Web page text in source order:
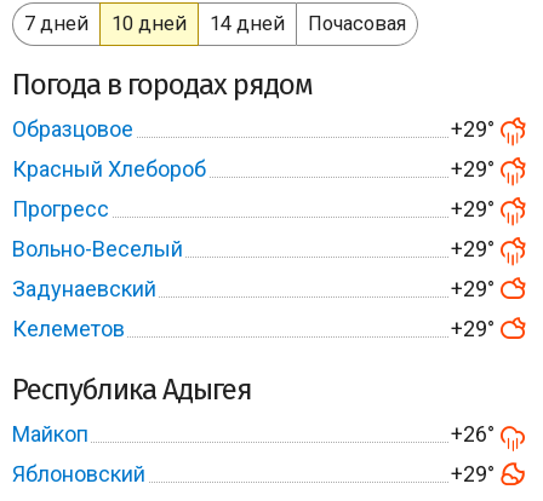
7 дней 10 дней 14 дней Почасовая
Погода в городах рядом
Образцовое
+29°
Красный Хлебороб
+29°
Прогресс
+29°
Вольно-Веселый
+29°
Задунаевский
+29°
Келеметов
+29°
Республика Адыгея
Майкоп
+26°
Яблоновский
+29°